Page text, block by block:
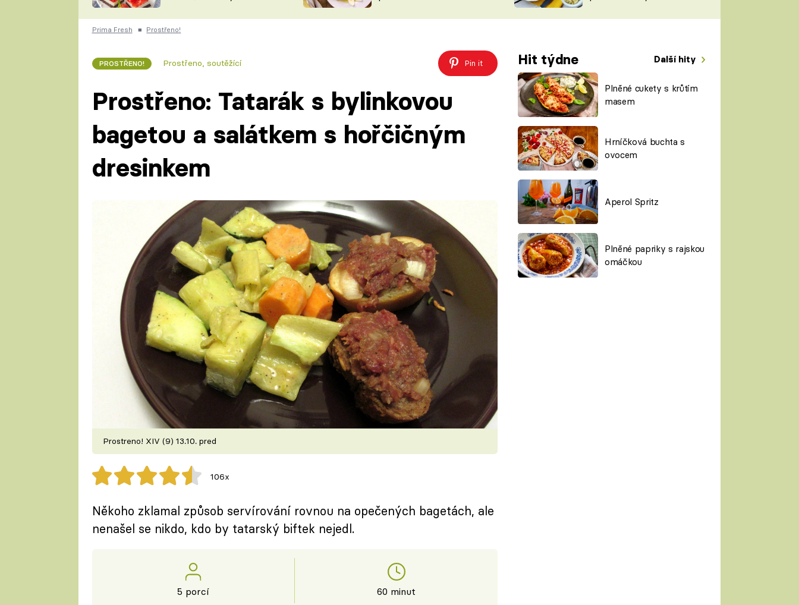
ČESKO NA TALÍŘI
KUCHAŘKA
VYCHYTÁVKY
ŠÉFREDAKTORKY
ČASOPIS
Prima Fresh ■ Prostřeno!
PROSTŘENO! Prostřeno, soutěžící Pin it Hit týdne Další hity
Plněné cukety s krůtím
masem
Hrníčková buchta s
ovocem
Aperol Spritz
Plněné papriky s rajskou
omáčkou
Prostřeno: Tatarák s bylinkovou
bagetou a salátkem s hořčičným
dresinkem
Prostreno! XIV (9) 13.10. pred
106x
Někoho zklamal způsob servírování rovnou na opečených bagetách, ale
nenašel se nikdo, kdo by tatarský biftek nejedl.
5 porcí 60 minut